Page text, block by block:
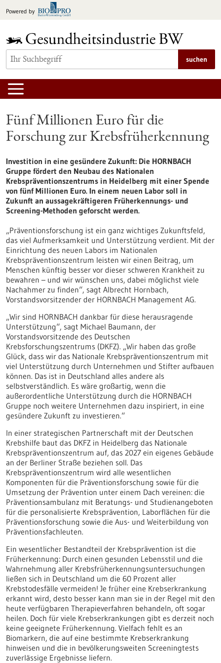
Inhalt
Powered by
suchen
Fünf Millionen Euro für die
Forschung zur Krebsfrüherkennung
Investition in eine gesündere Zukunft: Die HORNBACH
Gruppe fördert den Neubau des Nationalen
Krebspräventionszentrums in Heidelberg mit einer Spende
von fünf Millionen Euro. In einem neuen Labor soll in
Zukunft an aussagekräftigeren Früherkennungs- und
Screening-Methoden geforscht werden.
„Präventionsforschung ist ein ganz wichtiges Zukunftsfeld,
das viel Aufmerksamkeit und Unterstützung verdient. Mit der
Einrichtung des neuen Labors im Nationalen
Krebspräventionszentrum leisten wir einen Beitrag, um
Menschen künftig besser vor dieser schweren Krankheit zu
bewahren – und wir wünschen uns, dabei möglichst viele
Nachahmer zu finden“, sagt Albrecht Hornbach,
Vorstandsvorsitzender der HORNBACH Management AG.
„Wir sind HORNBACH dankbar für diese herausragende
Unterstützung“, sagt Michael Baumann, der
Vorstandsvorsitzende des Deutschen
Krebsforschungszentrums (DKFZ). „Wir haben das große
Glück, dass wir das Nationale Krebspräventionszentrum mit
viel Unterstützung durch Unternehmen und Stifter aufbauen
können. Das ist in Deutschland alles andere als
selbstverständlich. Es wäre großartig, wenn die
außerordentliche Unterstützung durch die HORNBACH
Gruppe noch weitere Unternehmen dazu inspiriert, in eine
gesündere Zukunft zu investieren.“
In einer strategischen Partnerschaft mit der Deutschen
Krebshilfe baut das DKFZ in Heidelberg das Nationale
Krebspräventionszentrum auf, das 2027 ein eigenes Gebäude
an der Berliner Straße beziehen soll. Das
Krebspräventionszentrum wird alle wesentlichen
Komponenten für die Präventionsforschung sowie für die
Umsetzung der Prävention unter einem Dach vereinen: die
Präventionsambulanz mit Beratungs- und Studienangeboten
für die personalisierte Krebsprävention, Laborflächen für die
Präventionsforschung sowie die Aus- und Weiterbildung von
Präventionsfachleuten.
Ein wesentlicher Bestandteil der Krebsprävention ist die
Früherkennung: Durch einen gesunden Lebensstil und die
Wahrnehmung aller Krebsfrüherkennungsuntersuchungen
ließen sich in Deutschland um die 60 Prozent aller
Krebstodesfälle vermeiden! Je früher eine Krebserkrankung
erkannt wird, desto besser kann man sie in der Regel mit den
heute verfügbaren Therapieverfahren behandeln, oft sogar
heilen. Doch für viele Krebserkrankungen gibt es derzeit noch
keine geeignete Früherkennung. Vielfach fehlt es an
Biomarkern, die auf eine bestimmte Krebserkrankung
hinweisen und die in bevölkerungsweiten Screeningtests
zuverlässige Ergebnisse liefern.